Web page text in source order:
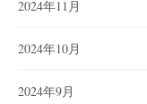
2024年11月
2024年10月
2024年9月